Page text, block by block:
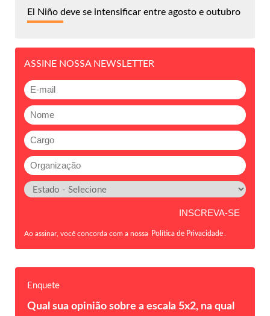
El Niño deve se intensificar entre agosto e outubro
ASSINE NOSSA NEWSLETTER
Ao assinar, você concorda com a nossa Política de Privacidade
Enquete
Qual sua opinião sobre a escala 5x2, na qual